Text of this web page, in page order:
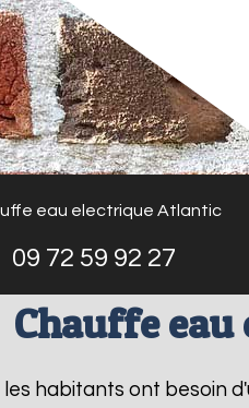
eau electrique Atlantic
09 72 59 92 27
Chauffe
les habitants ont besoin